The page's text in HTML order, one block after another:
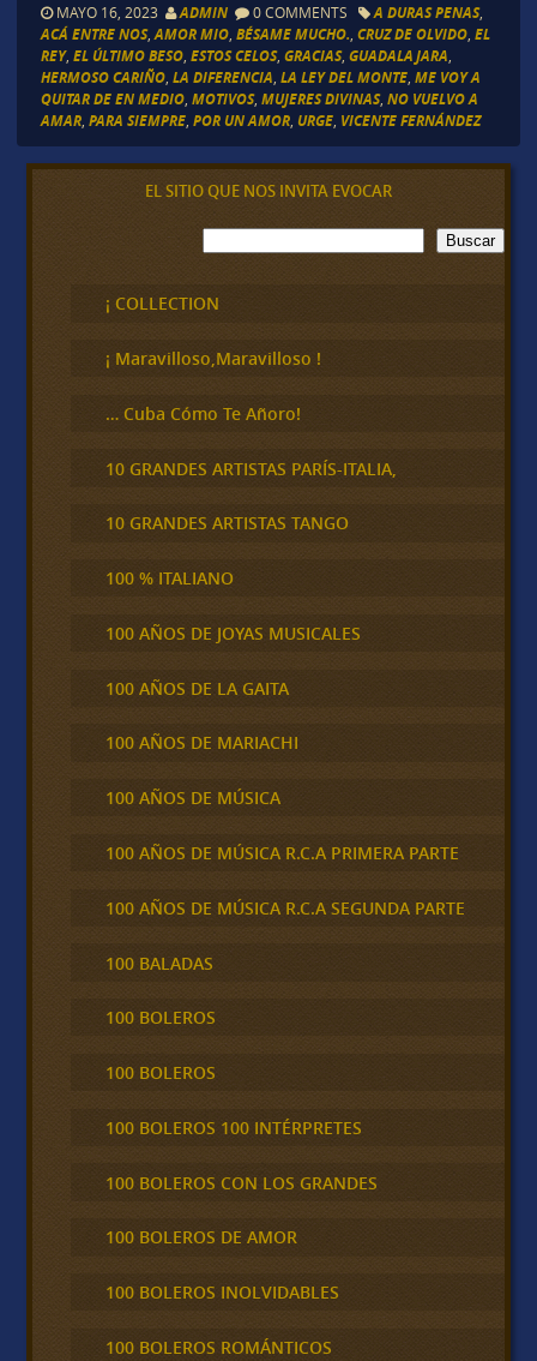
MAYO 16, 2023 ADMIN 0 COMMENTS A DURAS PENAS,
ACÁ ENTRE NOS, AMOR MIO, BÉSAME MUCHO. CRUZ DE OLVIDO, EL
REY, EL ÚLTIMO BESO, ESTOS CELOS, GRACIAS, GUADALAJARA
HERMOSO CARIÑO, LA DIFERENCIA LA LEY DEL MONTE, ME VOY A
QUITAR DE EN MEDIO, MOTIVOS, MUJERES DIVINAS, NO VUELVO A
AMAR, PARA SIEMPRE, POR UN AMOR, URGE, VICENTE FERNÁNDEZ
EL SITIO QUE NOS INVITA EVOCAR
B
u
c
a
Buscar
¡ COLLECTION
¡ Maravilloso,Maravilloso !
… Cuba Cómo Te Añoro!
10 GRANDES ARTISTAS PARÍS-ITALIA,
10 GRANDES ARTISTAS TANGO
100 % ITALIANO
100 AÑOS DE JOYAS MUSICALES
100 AÑOS DE LA GAITA
100 AÑOS DE MARIACHI
100 AÑOS DE MÚSICA
100 AÑOS DE MÚSICA R.C.A PRIMERA PARTE
100 AÑOS DE MÚSICA R.C.A SEGUNDA PARTE
100 BALADAS
100 BOLEROS
100 BOLEROS
100 BOLEROS 100 INTÉRPRETES
100 BOLEROS CON LOS GRANDES
100 BOLEROS DE AMOR
100 BOLEROS INOLVIDABLES
100 BOLEROS ROMÁNTICOS